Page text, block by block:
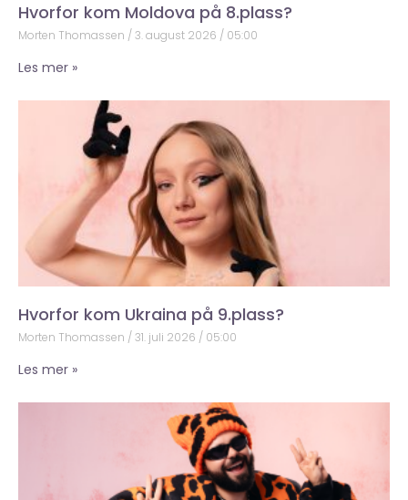
Hvorfor kom Moldova på 8.plass?
Morten Thomassen 3. august 2026 05:00
Les mer »
Hvorfor kom Ukraina på 9.plass?
Morten Thomassen 31. juli 2026 05:00
Les mer »